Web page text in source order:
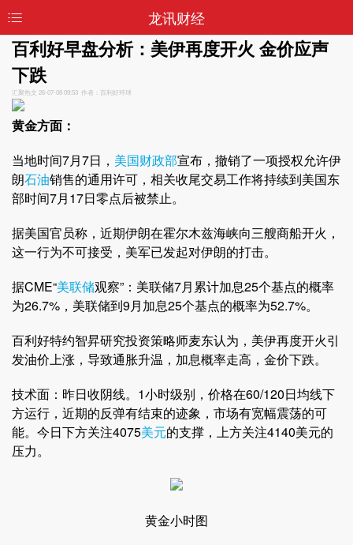
龙讯财经
百利好早盘分析：美伊再度开火 金价应声
下跌
汇聚热文 26-07-08 09:53 作者：百利好环球
黄金方面：
当地时间7月7日， 美国财政部宣布，撤销了一项授权允许伊
朗石油销售的通用许可，相关收尾交易工作将持续到美国东
部时间7月17日零点后被禁止。
据美国官员称，近期伊朗在霍尔木兹海峡向三艘商船开火，
这一行为不可接受，美军已发起对伊朗的打击。
据CME“美联储观察”：美联储7月累计加息25个基点的概率
为26.7%，美联储到9月加息25个基点的概率为52.7%。
百利好特约智昇研究投资策略师麦东认为，美伊再度开火引
发油价上涨，导致通胀升温，加息概率走高，金价下跌。
技术面：昨日收阴线。1小时级别，价格在60/120日均线下
方运行，近期的反弹有结束的迹象，市场有宽幅震荡的可
能。今日下方关注4075美元的支撑，上方关注4140美元的
压力。
黄金小时图